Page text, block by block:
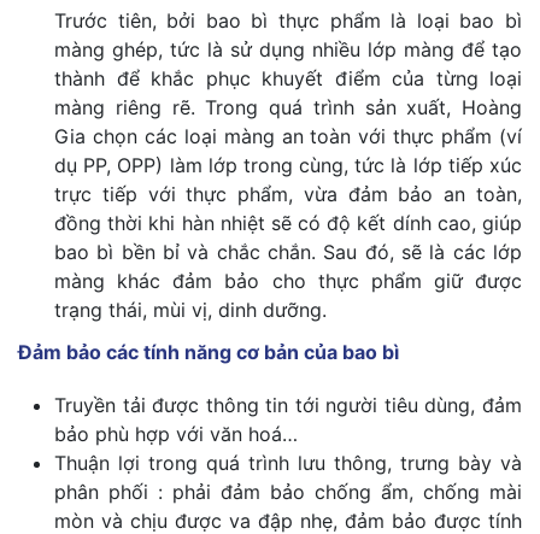
Trước tiên, bởi bao bì thực phẩm là loại bao bì
màng ghép, tức là sử dụng nhiều lớp màng để tạo
thành để khắc phục khuyết điểm của từng loại
màng riêng rẽ. Trong quá trình sản xuất, Hoàng
Gia chọn các loại màng an toàn với thực phẩm (ví
dụ PP, OPP) làm lớp trong cùng, tức là lớp tiếp xúc
trực tiếp với thực phẩm, vừa đảm bảo an toàn,
đồng thời khi hàn nhiệt sẽ có độ kết dính cao, giúp
bao bì bền bỉ và chắc chắn. Sau đó, sẽ là các lớp
màng khác đảm bảo cho thực phẩm giữ được
trạng thái, mùi vị, dinh dưỡng.
Đảm bảo các tính năng cơ bản của bao bì
Truyền tải được thông tin tới người tiêu dùng, đảm
bảo phù hợp với văn hoá…
Thuận lợi trong quá trình lưu thông, trưng bày và
phân phối : phải đảm bảo chống ẩm, chống mài
mòn và chịu được va đập nhẹ, đảm bảo được tính